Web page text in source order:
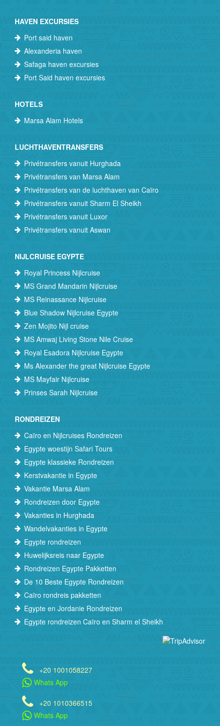
HAVEN EXCURSIES
Port said haven
Alexanderia haven
Safaga haven excursies
Port Said haven excursies
HOTELS
Marsa Alam Hotels
LUCHTHAVENTRANSFERS
Privétransfers vanuit Hurghada
Privétransfers van Marsa Alam
Privétransfers van de luchthaven van Caïro
Privétransfers vanuit Sharm El Sheikh
Privétransfers vanuit Luxor
Privétransfers vanuit Aswan
NIJLCRUISE EGYPTE
Royal Princess Nijlcruise
MS Grand Mandarin Nijlcruise
MS Reinassance Nijlcruise
Blue Shadow Nijlcruise Egypte
Zen Mojito Nijl cruise
MS Amwaj Living Stone Nile Cruise
Royal Esadora Nijlcruise Egypte
Ms Alexander the great Nijlcruise Egypte
MS Mayfair Nijlcruise
Prinses Sarah Nijlcruise
RONDREIZEN
Caïro en Nijlcruises Rondreizen
Egypte woestijn Safari Tours
Egypte klassieke Rondreizen
Kerstvakantie in Egypte
Vakantie Marsa Alam
Rondreizen door Egypte
Vakanties in Hurghada
Wandelvakanties in Egypte
Egypte rondreizen
Huwelijksreis naar Egypte
Rondreizen Egypte Pakketten
De 10 Beste Egypte Rondreizen
Caïro rondreis pakketten
Egypte en Jordanie Rondreizen
Egypte rondreizen Caïro en Sharm el Sheikh
+20 1001058227
Whats App
+20 1010366515
Whats App